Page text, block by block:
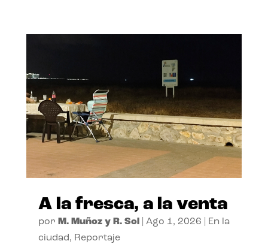
A la fresca, a la venta
por M. Muñoz y R. Sol| Ago 1, 2026
En la
ciudad, Reportaje